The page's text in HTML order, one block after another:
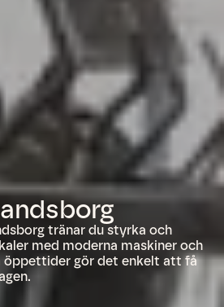
tränar du styrka och
med moderna maskiner och
öppettider gör det enkelt att få